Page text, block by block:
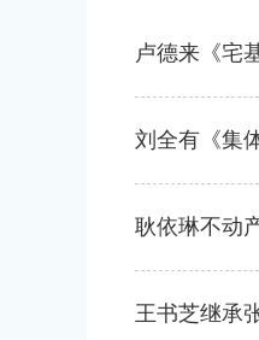
卢德来《宅
刘全有《集
耿依琳不动
王书芝继承